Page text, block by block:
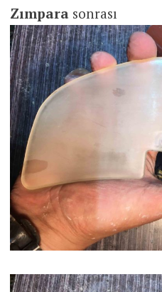
Zımpara sonrası